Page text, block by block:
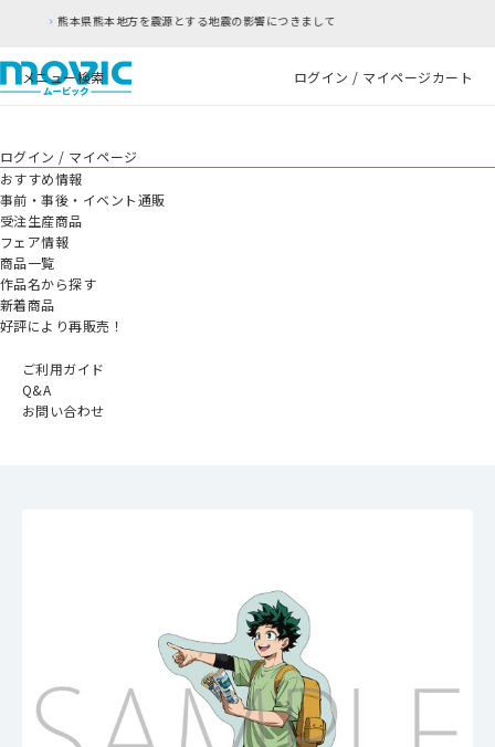
する地震の影響につきまして
メニュー検索 ログイン / マイページカート
ログイン / マイページ
おすすめ情報
事前・事後・イベント通販
受注生産商品
フェア情報
商品一覧
作品名から探す
新着商品
好評により再販売！
ご利用ガイド
Q&A
お問い合わせ